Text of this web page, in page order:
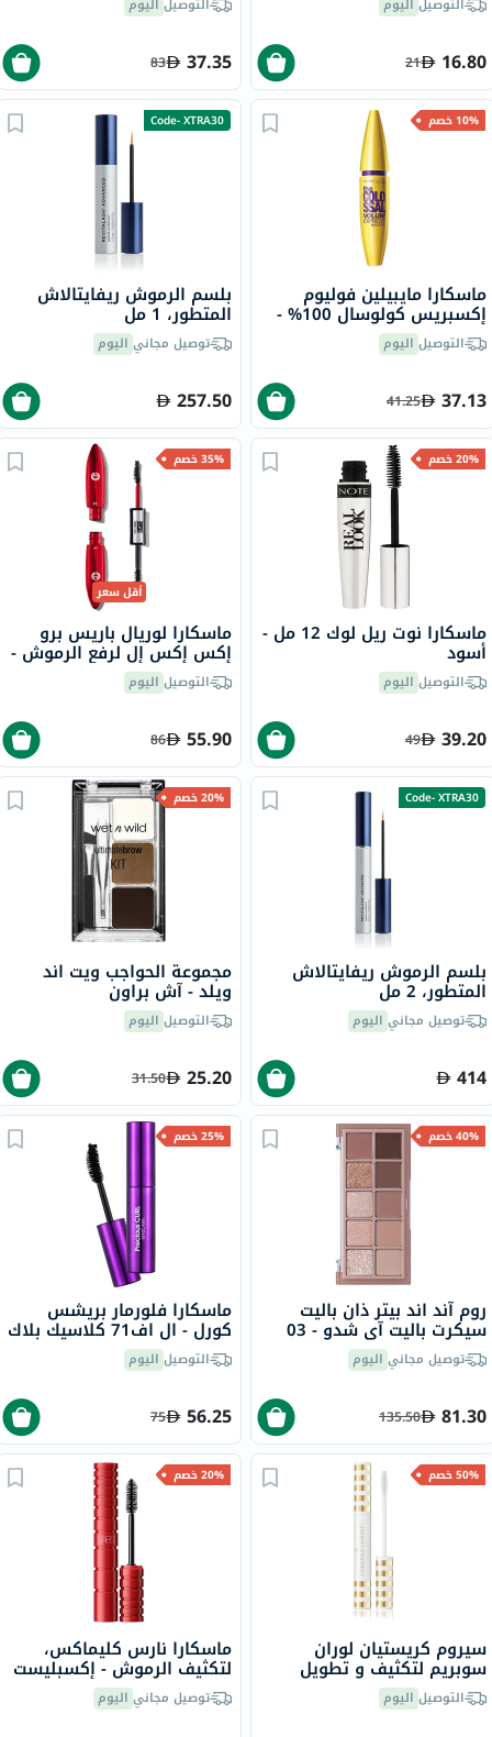
التوصيل اليوم
16.80
21
التوصيل اليوم
37.35
83
10% خصم
ماسكارا مايبيلين فوليوم
إكسبريس كولوسال 100% -
أسود - 10 مل
التوصيل اليوم
37.13
41.25
Code- XTRA30
بلسم الرموش ريفايتالاش
المتطور، 1 مل
توصيل مجاني اليوم
257.50
20% خصم
ماسكارا نوت ريل لوك 12 مل -
أسود
التوصيل اليوم
39.20
49
35% خصم
أقل سعر
ماسكارا لوريال باريس برو
إكس إكس إل لرفع الرموش -
أسودالتوصيل اليوم
55.90
86
Code- XTRA30
بلسم الرموش ريفايتالاش
المتطور، 2 مل
توصيل مجاني اليوم
414
20% خصم
مجموعة الحواجب ويت اند
ويلد - آش براون
التوصيل اليوم
25.20
31.50
40% خصم
روم آند اند بيتر ذان باليت
سيكرت باليت آي شدو - 03
روزبود غاردن، 7.5 جرام
توصيل مجاني اليوم
81.30
135.50
25% خصم
ماسكارا فلورمار بريشس
كورل - ال اف71 كلاسيك بلاك
التوصيل اليوم
56.25
75
50% خصم
سيروم كريستيان لوران
سوبريم لتكثيف و تطويل
الرموش، 10 مل
التوصيل اليوم
20% خصم
ماسكارا نارس كليماكس،
لتكثيف الرموش - إكسبليست
بلاك/7008توصيل مجاني اليوم